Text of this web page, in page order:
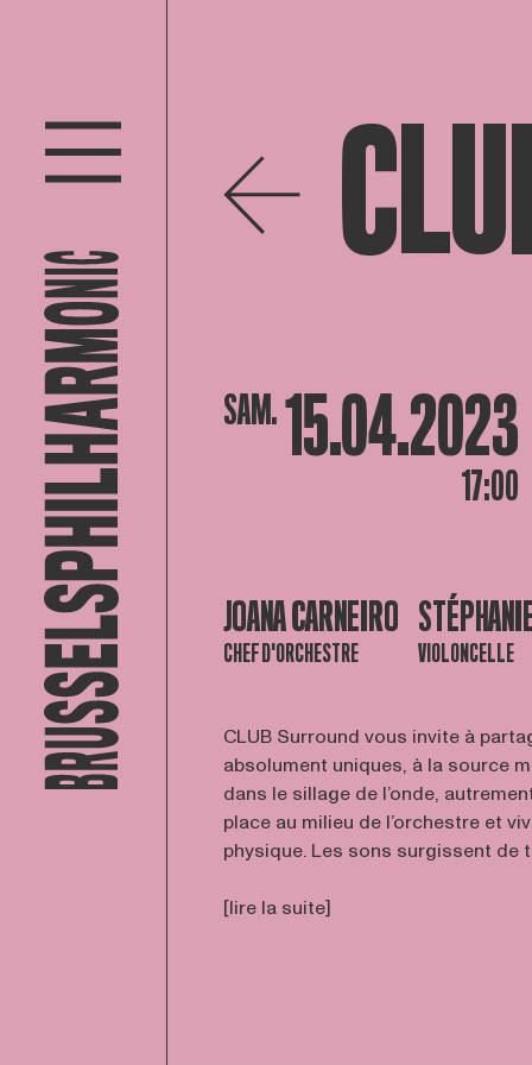
SAM.15.04.2023
17:00
JOANA CARNEIRO
CHEF D'ORCHESTRE VIOLONCELLE
CLUB Surround vous invite à
absolument uniques, à la source
dans le sillage de l’onde,
place au milieu de l’orchestre et
physique. Les sons surgissent de
[lire la suite]